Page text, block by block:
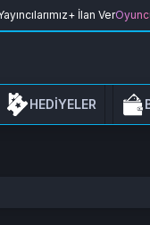
+ İlan Ver
HEDİYELER